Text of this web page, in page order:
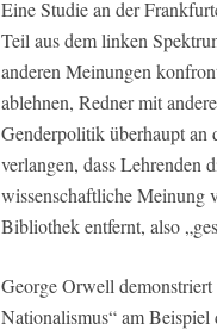
Eine Studie an der
Teil aus dem linken
anderen Meinungen
ablehnen, Redner mit
Genderpolitik überhaupt an
verlangen, dass Lehrenden
wissenschaftliche Meinung
Bibliothek entfernt, also
George Orwell demonstriert
Nationalismus“ am Beispiel